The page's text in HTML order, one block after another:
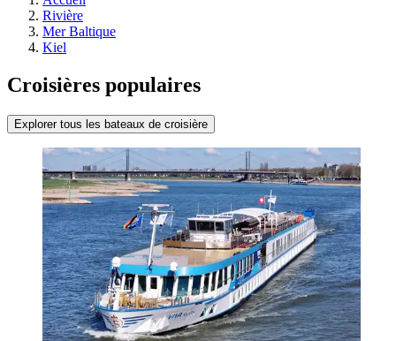
Rivière
Mer Baltique
Kiel
Croisières populaires
Explorer tous les bateaux de croisière